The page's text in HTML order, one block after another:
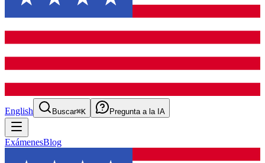
English Buscar⌘K Pregunta a la IA
ExámenesBlog